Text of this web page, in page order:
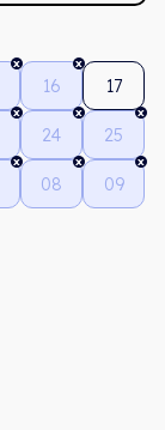
16 17
24 25
08 09